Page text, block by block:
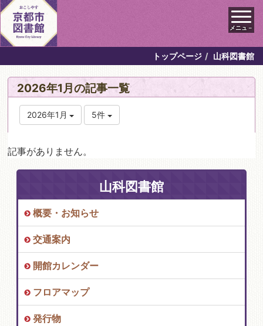
メニュ－
トップページ 山科図書館
2026年1月の記事一覧
2026年1月 5件
記事がありません。
山科図書館
概要・お知らせ
交通案内
開館カレンダー
フロアマップ
発行物